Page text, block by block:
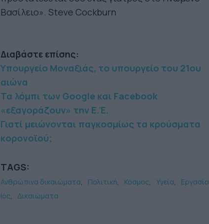
Βασίλειο». Steve Cockburn
Διαβάστε επίσης:
Υπουργείο Μοναξιάς, το υπουργείο του 21ου
αιώνα
Τα λόμπι των Google και Facebook
«εξαγοράζουν» την Ε.Έ.
Γιατί μειώνονται παγκοσμίως τα κρούσματα
κορονοϊού;
TAGS:
Ανθρώπινα δικαιώματα Πολιτική Κόσμος Υγεία
Εργασία
Ιός
Δικαιώματα